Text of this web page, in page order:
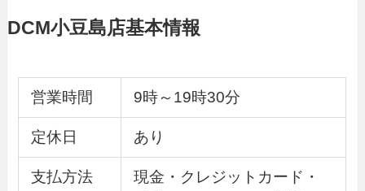
DCM小豆島店基本情報
営業時間 9時～19時30分
定休日 あり
支払方法
現金・クレジットカード・